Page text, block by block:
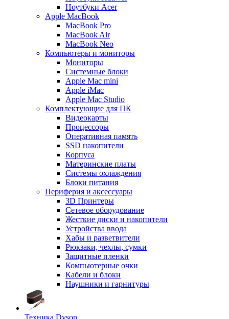
Ноутбуки Acer
Apple MacBook
MacBook Pro
MacBook Air
MacBook Neo
Компьютеры и мониторы
Мониторы
Системные блоки
Apple Mac mini
Apple iMac
Apple Mac Studio
Комплектующие для ПК
Видеокарты
Процессоры
Оперативная память
SSD накопители
Корпуса
Материнские платы
Системы охлаждения
Блоки питания
Периферия и аксессуары
3D Принтеры
Сетевое оборудование
Жесткие диски и накопители
Устройства ввода
Хабы и разветвители
Рюкзаки, чехлы, сумки
Защитные пленки
Компьютерные очки
Кабели и блоки
Наушники и гарнитуры
Техника Dyson